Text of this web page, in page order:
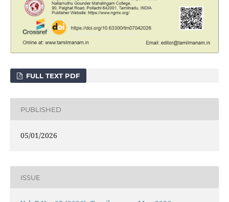
FULL TEXT PDF
PUBLISHED
05/01/2026
ISSUE